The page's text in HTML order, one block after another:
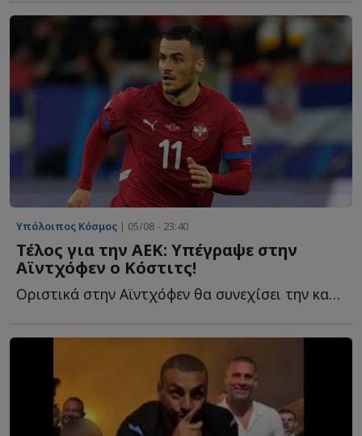
Υπόλοιπος Κόσμος | 05/08 - 23:40
Τέλος για την ΑΕΚ: Υπέγραψε στην
Αϊντχόφεν ο Κόστιτς!
Οριστικά στην Αϊντχόφεν θα συνεχίσει την καριέρα του ο...